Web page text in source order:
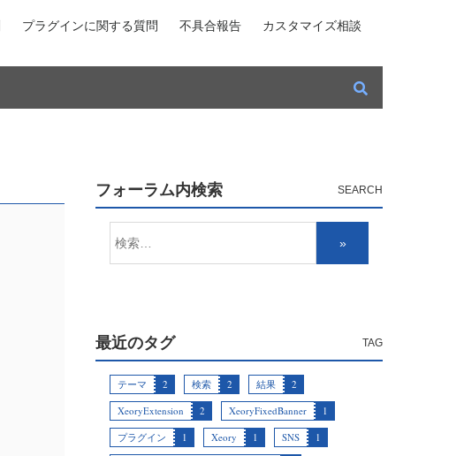
プラグインに関する質問 不具合報告 カスタマイズ相談
フォーラム内検索
最近のタグ
テーマ 2 検索 2 結果
2
XeoryExtension
2 XeoryFixedBanner
1
プラグイン
1 Xeory 1 SNS
1